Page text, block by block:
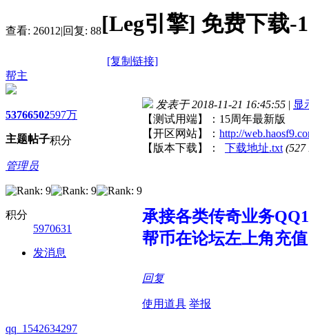
查看: 26012|回复: 88[Leg引擎] 免费下载-
[复制链接]
帮主
5376
主题
6502
帖子
597万
积分
管理员
积分
5970631
发消息
发表于 2018-11-21 16:45:55 | 显
【测试用端】：15周年最新版
【开区网站】： http://
【版本下载】：
下载地址.txt (527
承接各类传奇业务
帮币在论坛左上角充
回复
使用道具 举报
qq_1542634297